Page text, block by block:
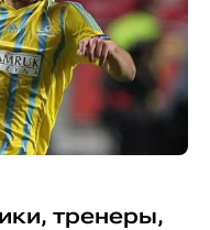
тренеры,